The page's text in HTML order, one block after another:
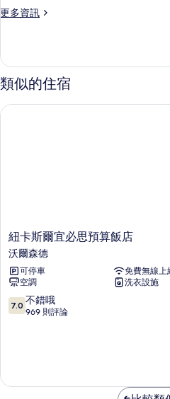
片
1
特
大
雙
人
更多資訊
更
客
房,
1
特
類似的住宿
紐
卡
斯
爾
宜
必
思
爾
紐卡斯爾宜必思預算飯店
沃爾森德
可停車
免費無線上
空調
洗衣設施
7.0
分，
錯
7.0 不錯哦
969 則評論
紐卡斯爾宜必思預算飯店